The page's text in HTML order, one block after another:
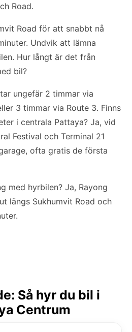
Road.
Road för att snabbt nå
Undvik att lämna
Hur långt är det från
bil?
ungefär 2 timmar via
3 timmar via Route 3. Finns
i centrala Pattaya? Ja, vid
Festival och Terminal 21
ofta gratis de första
med hyrbilen? Ja, Rayong
längs Sukhumvit Road och
Så hyr du bil i
Centrum